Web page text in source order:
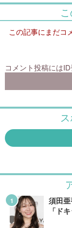
須田
「ド